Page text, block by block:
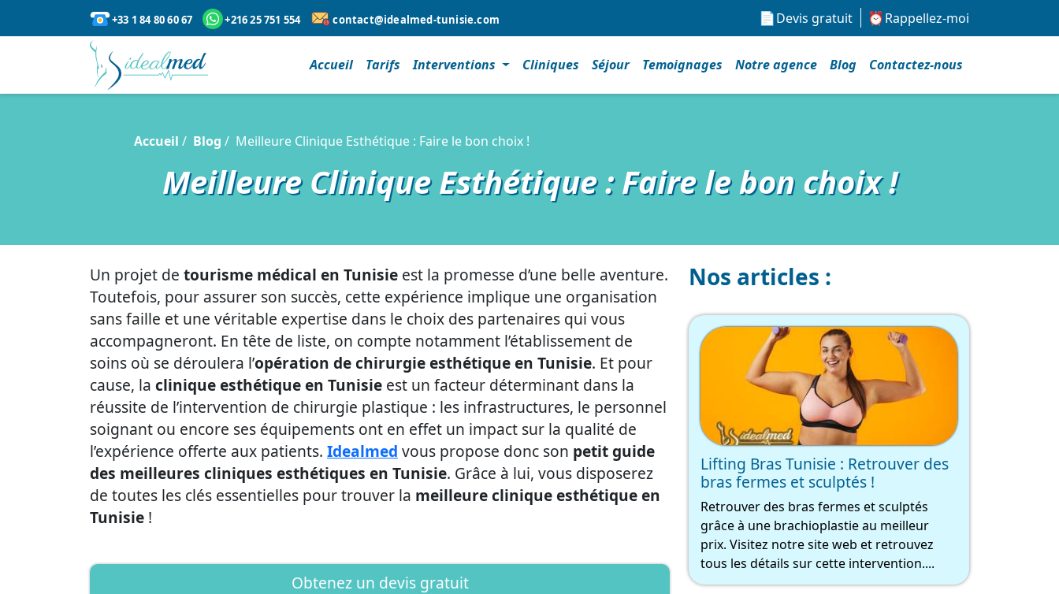
+33 1 84 80 60 67 +216 25 751 554 contact@idealmed-tunisie.com Devis gratuit Rappellez-moi
Accueil Tarifs Interventions Cliniques Séjour Temoignages Notre agence Blog Contactez-nous
Accueil Blog Meilleure Clinique Esthétique : Faire le bon choix !
Meilleure Clinique Esthétique : Faire le bon choix !
Un projet de tourisme médical en Tunisie est la promesse d’une belle aventure.
Toutefois, pour assurer son succès, cette expérience implique une organisation
sans faille et une véritable expertise dans le choix des partenaires qui vous
accompagneront. En tête de liste, on compte notamment l’établissement de
soins où se déroulera l’opération de chirurgie esthétique en Tunisie. Et pour
cause, la clinique esthétique en Tunisie est un facteur déterminant dans la
réussite de l’intervention de chirurgie plastique : les infrastructures, le personnel
soignant ou encore ses équipements ont en effet un impact sur la qualité de
l’expérience offerte aux patients. Idealmed vous propose donc son petit guide
des meilleures cliniques esthétiques en Tunisie. Grâce à lui, vous disposerez
de toutes les clés essentielles pour trouver la meilleure clinique esthétique en
Tunisie !
Obtenez un devis gratuit
Nos articles :
Lifting Bras Tunisie : Retrouver des
bras fermes et sculptés !
Retrouver des bras fermes et sculptés
grâce à une brachioplastie au meilleur
prix. Visitez notre site web et retrouvez
tous les détails sur cette intervention....